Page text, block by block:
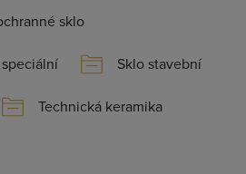
sklo
Sklo stavební
Technická keramika